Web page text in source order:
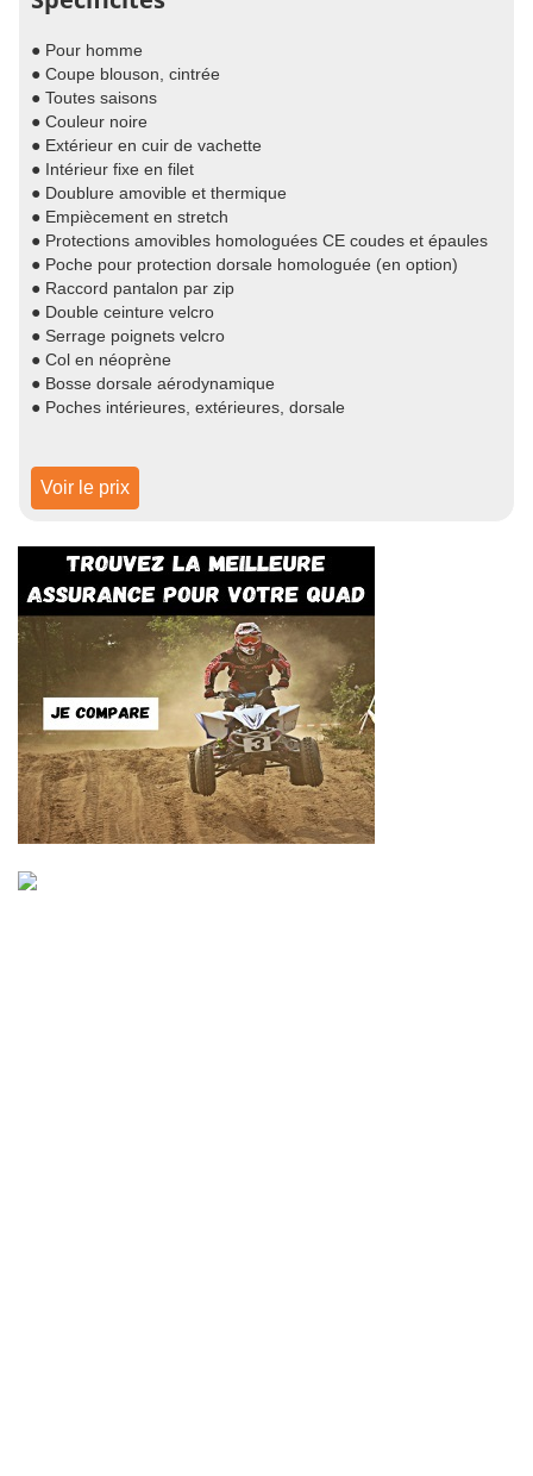
● Pour homme
● Coupe blouson, cintrée
● Toutes saisons
● Couleur noire
● Extérieur en cuir de vachette
● Intérieur fixe en filet
● Doublure amovible et thermique
● Empiècement en stretch
● Protections amovibles homologuées CE coudes et épaules
● Poche pour protection dorsale homologuée (en option)
● Raccord pantalon par zip
● Double ceinture velcro
● Serrage poignets velcro
● Col en néoprène
● Bosse dorsale aérodynamique
● Poches intérieures, extérieures, dorsale
Voir le prix